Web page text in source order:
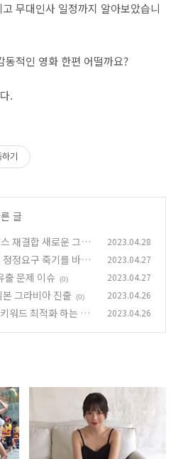
무대인사 일정까지 알아보았습니
적인 영화 한편 어떨까요?
.
기
글
재결합 새로운 그룹
2023.04.28
정요구 죽기를 바라
2023.04.27
출 문제 이슈 (0) 2023.04.27
그라비아 진출 (0) 2023.04.26
워드 최적화 하는 방
2023.04.26